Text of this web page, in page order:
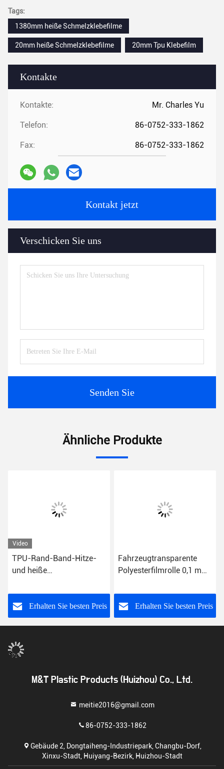
Kontakte
Kontakte: Mr. Charles Yu
Telefon: 86-0752-333-1862
Fax: 86-0752-333-1862
Kontakt jetzt
Verschicken Sie uns
Senden Sie
Tags:
1380mm heiße Schmelzklebefilme
20mm heiße Schmelzklebefilme 20mm Tpu Klebefilm
Ähnliche Produkte
Video
TPU-Rand-Band-Hitze-
und heiße
für nahtlose Segeltuch-
TascheErhalten Sie besten Preis
Fahrzeugtransparente
Polyesterfilmrolle 0,1 mm
Erhalten Sie besten Preis
M&T Plastic Products (Huizhou) Co., Ltd.
meitie2016@gmail.com
86-0752-333-1862
Gebäude 2, Dongtaiheng-Industriepark, Changbu-Dorf,
Xinxu-Stadt, Huiyang-Bezirk, Huizhou-Stadt